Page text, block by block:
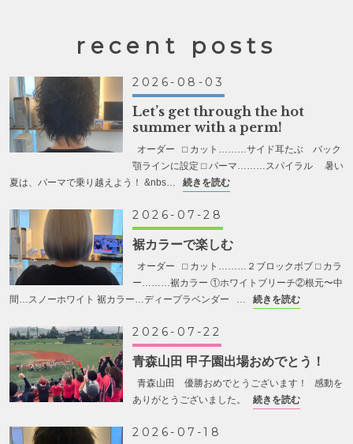
recent posts
2026-08-03
Let’s get through the hot
summer with a perm!
オーダー ⬜︎ カット………サイド耳たぶ バック
顎ラインに設定 ⬜︎ パーマ………スパイラル 暑い
夏は、パーマで乗り越えよう！ &nbs…
続きを読む
2026-07-28
裾カラーで楽しむ
オーダー ⬜︎ カット………２ブロックボブ ⬜︎ カラ
ー………裾カラー ①ホワイトブリーチ②根元〜中
間…スノーホワイト 裾カラー…ディープラベンダー …
続きを読む
2026-07-22
青森山田 甲子園出場おめでとう！
青森山田 優勝おめでとうございます！ 感動を
ありがとうございました。
続きを読む
2026-07-18